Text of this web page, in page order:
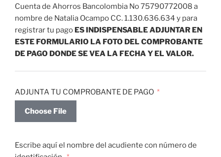
Cuenta de Ahorros Bancolombia No 75790772008 a
nombre de Natalia Ocampo CC. 1.130.636.634 y para
registrar tu pago ES INDISPENSABLE ADJUNTAR EN
ESTE FORMULARIO LA FOTO DEL COMPROBANTE
DE PAGO DONDE SE VEA LA FECHA Y EL VALOR.
ADJUNTA TU COMPROBANTE DE PAGO
Choose File
Escribe aquí el nombre del acudiente con número de